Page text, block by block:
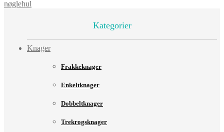
nøglehul
Kategorier
Knager
Frakkeknager
Enkeltknager
Dobbeltknager
Trekrogsknager